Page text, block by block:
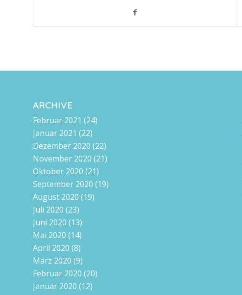
ARCHIVE
Februar 2021 (24)
Januar 2021 (22)
Dezember 2020 (22)
November 2020 (21)
Oktober 2020 (21)
September 2020 (19)
August 2020 (19)
Juli 2020 (23)
Juni 2020 (13)
Mai 2020 (14)
April 2020 (8)
März 2020 (9)
Februar 2020 (20)
Januar 2020 (12)